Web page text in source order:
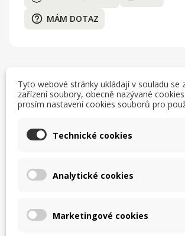
help_outline MÁM DOTAZ
Popis
Stolní vařič na rýži HE o obsahu hrnce
Pro přípravu a udržování rýže v teple
V ceně plastová nádoba pro přípravu na
lžíce na rýže
výška 285 mm
Tyto webové stránky ukládají v souladu se
zařízení soubory, obecně nazývané
prosím nastavení cookies souborů pro
Technické cookies
Analytické cookies
Marketingové cookies